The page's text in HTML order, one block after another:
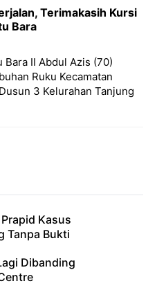
Terimakasih Kursi
Bara
II Abdul Azis (70)
Ruku Kecamatan
3 Kelurahan Tanjung
Kasus
Tanpa Bukti
Dibanding